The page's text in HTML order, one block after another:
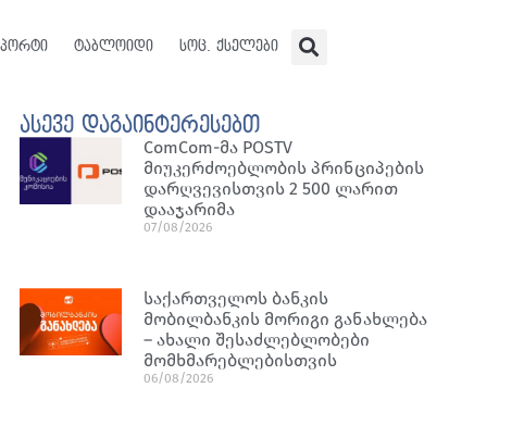
ტაბლოიდი სოც. ქსელები
ასევე დაგაინტერესებთ
ComCom-მა POSTV
მიუკერძოებლობის პრინციპების
დარღვევისთვის 2 500 ლარით
დააჯარიმა
07/08/2026
საქართველოს ბანკის
მობილბანკის მორიგი განახლება
– ახალი შესაძლებლობები
მომხმარებლებისთვის
06/08/2026